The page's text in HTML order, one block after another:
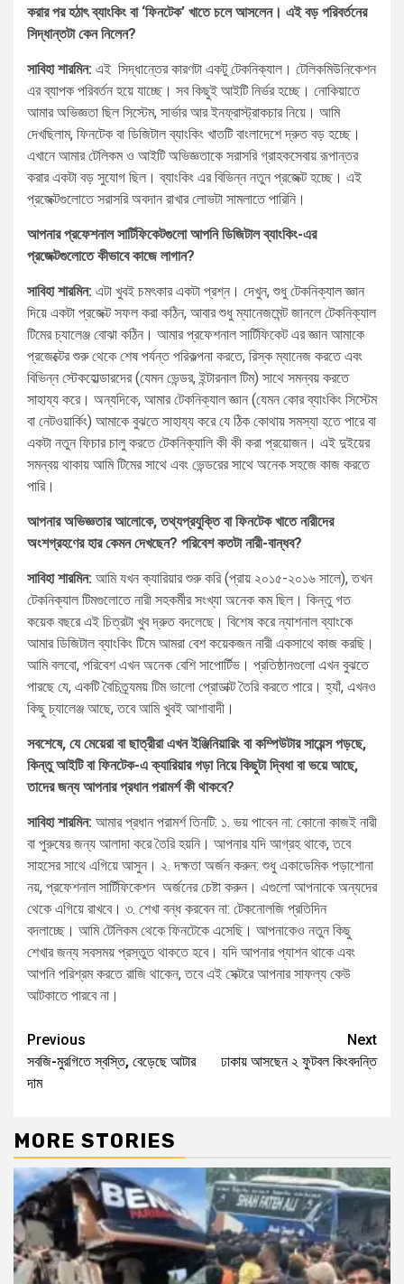
করার পর হঠাৎ ব্যাংকিং বা ‘ফিনটেক’ খাতে চলে আসলেন। এই বড় পরিবর্তনের
সিদ্ধান্তটা কেন নিলেন?
সাবিহা শারমিন: এই সিদ্ধান্তের কারণটা একটু টেকনিক্যাল। টেলিকমিউনিকেশন
এর ব্যাপক পরিবর্তন হয়ে যাচ্ছে। সব কিছুই আইটি নির্ভর হচ্ছে। নোকিয়াতে
আমার অভিজ্ঞতা ছিল সিস্টেম, সার্ভার আর ইনফ্রাস্ট্রাকচার নিয়ে। আমি
দেখছিলাম, ফিনটেক বা ডিজিটাল ব্যাংকিং খাতটি বাংলাদেশে দ্রুত বড় হচ্ছে।
এখানে আমার টেলিকম ও আইটি অভিজ্ঞতাকে সরাসরি গ্রাহকসেবায় রূপান্তর
করার একটা বড় সুযোগ ছিল। ব্যাংকিং এর বিভিন্ন নতুন প্রজেক্ট হচ্ছে। এই
প্রজেক্টগুলোতে সরাসরি অবদান রাখার লোভটা সামলাতে পারিনি।
আপনার প্রফেশনাল সার্টিফিকেটগুলো আপনি ডিজিটাল ব্যাংকিং-এর
প্রজেক্টগুলোতে কীভাবে কাজে লাগান?
সাবিহা শারমিন: এটা খুবই চমৎকার একটা প্রশ্ন। দেখুন, শুধু টেকনিক্যাল জ্ঞান
দিয়ে একটা প্রজেক্ট সফল করা কঠিন, আবার শুধু ম্যানেজমেন্ট জানলে টেকনিক্যাল
টিমের চ্যালেঞ্জ বোঝা কঠিন। আমার প্রফেশনাল সার্টিফিকেট এর জ্ঞান আমাকে
প্রজেক্টের শুরু থেকে শেষ পর্যন্ত পরিকল্পনা করতে, রিস্ক ম্যানেজ করতে এবং
বিভিন্ন স্টেকহোল্ডারদের (যেমন ভেন্ডর, ইন্টারনাল টিম) সাথে সমন্বয় করতে
সাহায্য করে। অন্যদিকে, আমার টেকনিক্যাল জ্ঞান (যেমন কোর ব্যাংকিং সিস্টেম
বা নেটওয়ার্কিং) আমাকে বুঝতে সাহায্য করে যে ঠিক কোথায় সমস্যা হতে পারে বা
একটা নতুন ফিচার চালু করতে টেকনিক্যালি কী কী করা প্রয়োজন। এই দুইয়ের
সমন্বয় থাকায় আমি টিমের সাথে এবং ভেন্ডরের সাথে অনেক সহজে কাজ করতে
পারি।
আপনার অভিজ্ঞতার আলোকে, তথ্যপ্রযুক্তি বা ফিনটেক খাতে নারীদের
অংশগ্রহণের হার কেমন দেখছেন? পরিবেশ কতটা নারী-বান্ধব?
সাবিহা শারমিন: আমি যখন ক্যারিয়ার শুরু করি (প্রায় ২০১৫-২০১৬ সালে), তখন
টেকনিক্যাল টিমগুলোতে নারী সহকর্মীর সংখ্যা অনেক কম ছিল। কিন্তু গত
কয়েক বছরে এই চিত্রটা খুব দ্রুত বদলেছে। বিশেষ করে ন্যাশনাল ব্যাংকে
আমার ডিজিটাল ব্যাংকিং টিমে আমরা বেশ কয়েকজন নারী একসাথে কাজ করছি।
আমি বলবো, পরিবেশ এখন অনেক বেশি সাপোর্টিভ। প্রতিষ্ঠানগুলো এখন বুঝতে
পারছে যে, একটি বৈচিত্র্যময় টিম ভালো প্রোডাক্ট তৈরি করতে পারে। হ্যাঁ, এখনও
কিছু চ্যালেঞ্জ আছে, তবে আমি খুবই আশাবাদী।
সবশেষে, যে মেয়েরা বা ছাত্রীরা এখন ইঞ্জিনিয়ারিং বা কম্পিউটার সায়েন্স পড়ছে,
কিন্তু আইটি বা ফিনটেক-এ ক্যারিয়ার গড়া নিয়ে কিছুটা দ্বিধা বা ভয়ে আছে,
তাদের জন্য আপনার প্রধান পরামর্শ কী থাকবে?
সাবিহা শারমিন: আমার প্রধান পরামর্শ তিনটি: ১. ভয় পাবেন না: কোনো কাজই নারী
বা পুরুষের জন্য আলাদা করে তৈরি হয়নি। আপনার যদি আগ্রহ থাকে, তবে
সাহসের সাথে এগিয়ে আসুন। ২. দক্ষতা অর্জন করুন: শুধু একাডেমিক পড়াশোনা
নয়, প্রফেশনাল সার্টিফিকেশন অর্জনের চেষ্টা করুন। এগুলো আপনাকে অন্যদের
থেকে এগিয়ে রাখবে। ৩. শেখা বন্ধ করবেন না: টেকনোলজি প্রতিদিন
বদলাচ্ছে। আমি টেলিকম থেকে ফিনটেকে এসেছি। আপনাকেও নতুন কিছু
শেখার জন্য সবসময় প্রস্তুত থাকতে হবে। যদি আপনার প্যাশন থাকে এবং
আপনি পরিশ্রম করতে রাজি থাকেন, তবে এই সেক্টরে আপনার সাফল্য কেউ
আটকাতে পারবে না।
Previous
সবজি-মুরগিতে স্বস্তি, বেড়েছে আটার
দাম
Next
ঢাকায় আসছেন ২ ফুটবল কিংবদন্তি
MORE STORIES